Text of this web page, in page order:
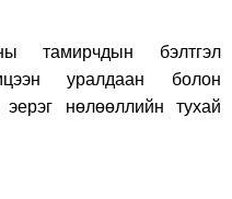
тамирчдын бэлтгэл
уралдаан болон
нөлөөллийн тухай